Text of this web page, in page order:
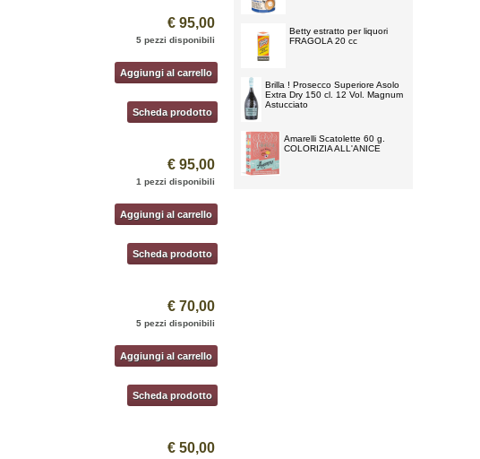
€ 95,00
5 pezzi disponibili
Aggiungi al carrello
Scheda prodotto
€ 95,00
1 pezzi disponibili
Aggiungi al carrello
Scheda prodotto
€ 70,00
5 pezzi disponibili
Aggiungi al carrello
Scheda prodotto
€ 50,00
Betty estratto per liquori
FRAGOLA 20 cc
Brilla ! Prosecco Superiore Asolo
Extra Dry 150 cl. 12 Vol. Magnum
Astucciato
Amarelli Scatolette 60 g.
COLORIZIA ALL'ANICE